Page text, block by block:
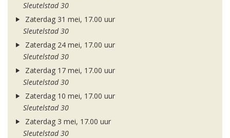
Sleutelstad 30
Zaterdag 31 mei, 17.00 uur
Sleutelstad 30
Zaterdag 24 mei, 17.00 uur
Sleutelstad 30
Zaterdag 17 mei, 17.00 uur
Sleutelstad 30
Zaterdag 10 mei, 17.00 uur
Sleutelstad 30
Zaterdag 3 mei, 17.00 uur
Sleutelstad 30